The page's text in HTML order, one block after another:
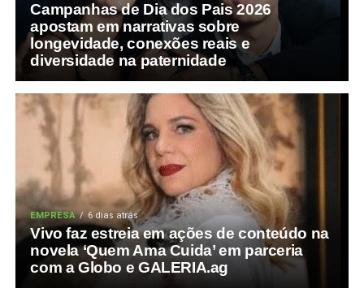
Campanhas de Dia dos Pais 2026
apostam em narrativas sobre
longevidade, conexões reais e
diversidade na paternidade
EMPRESA 6 dias atrás
Vivo faz estreia em ações de conteúdo na
novela ‘Quem Ama Cuida’ em parceria
com a Globo e GALERIA.ag